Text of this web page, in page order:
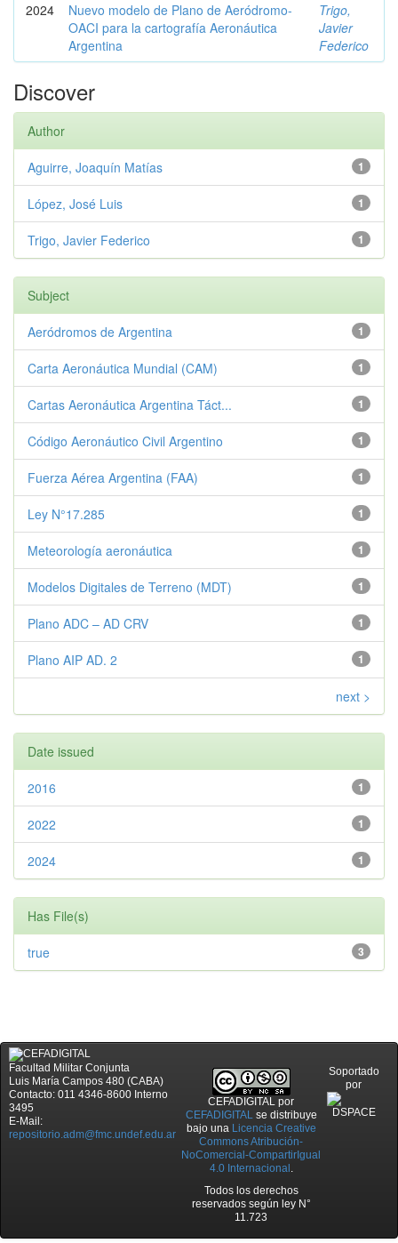
2024
Nuevo modelo de Plano de Aeródromo-
OACI para la cartografía Aeronáutica
Argentina
Trigo,
Javier
Federico
Discover
Author
1
Aguirre, Joaquín Matías
1
López, José Luis
1
Trigo, Javier Federico
Subject
1
Aeródromos de Argentina
1
Carta Aeronáutica Mundial (CAM)
1
Cartas Aeronáutica Argentina Táct...
1
Código Aeronáutico Civil Argentino
1
Fuerza Aérea Argentina (FAA)
1
Ley N°17.285
1
Meteorología aeronáutica
1
Modelos Digitales de Terreno (MDT)
1
Plano ADC – AD CRV
1
Plano AIP AD. 2
next >
Date issued
1
2016
1
2022
1
2024
Has File(s)
3
true
Facultad Militar Conjunta
Luis María Campos 480 (CABA)
Contacto: 011 4346-8600 Interno
3495
E-Mail:
repositorio.adm@fmc.undef.edu.ar
CEFADIGITAL por
CEFADIGITALse distribuye
bajo una Licencia Creative
Commons Atribución-
NoComercial-CompartirIgual
4.0 Internacional .
Todos los derechos
reservados según ley N°
11.723
Soportado
por